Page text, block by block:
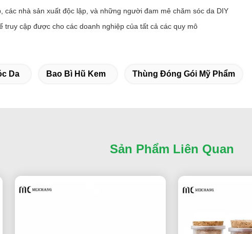
các nhà sản xuất độc lập, và những người đam mê chăm sóc da DIY
truy cập được cho các doanh nghiệp của tất cả các quy mô
Da Bao Bì Hũ Kem Thùng Đóng Gói Mỹ Phẩm
Sản Phẩm Liên Quan